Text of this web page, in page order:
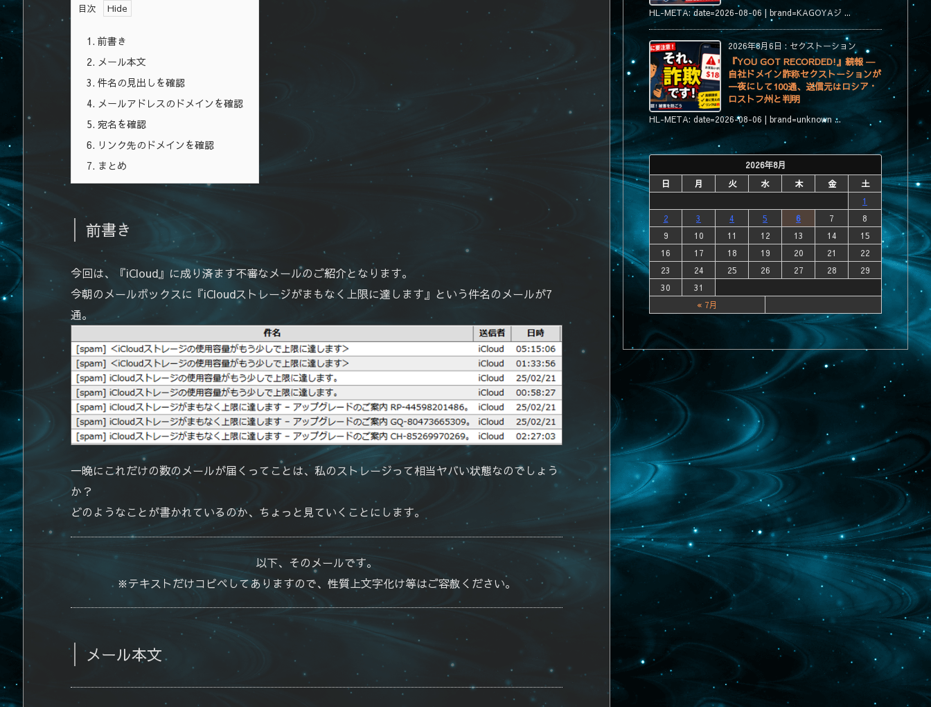
目次
1. 前書き
2. メール本文
3. 件名の見出しを確認
4. メールアドレスのドメインを確認
5. 宛名を確認
6. リンク先のドメインを確認
7. まとめ
前書き
今回は、『iCloud』に成り済ます不審なメールのご紹介となります。
今朝のメールボックスに『iCloudストレージがまもなく上限に達します』という件名のメールが7
通。
一晩にこれだけの数のメールが届くってことは、私のストレージって相当ヤバい状態なのでしょう
か？
どのようなことが書かれているのか、ちょっと見ていくことにします。
以下、そのメールです。
※テキストだけコピペしてありますので、性質上文字化け等はご容赦ください。
メール本文
HL-META: date=2026-08-06 | brand=KAGOYAジ ...
2026年8月6日 :セクストーション
『YOU GOT RECORDED!』続報 ―
自社ドメイン詐称セクストーションが
一夜にして100通、送信元はロシア・
ロストフ州と判明
HL-META: date=2026-08-06 | brand=unknown ...
2026年8月
日
月 火 水 木 金
土
1
2
3 4 5 6 7
8
9
10 11 12 13 14
15
16
17 18 19 20 21
22
23
24 25 26 27 28
29
30
31
« 7月